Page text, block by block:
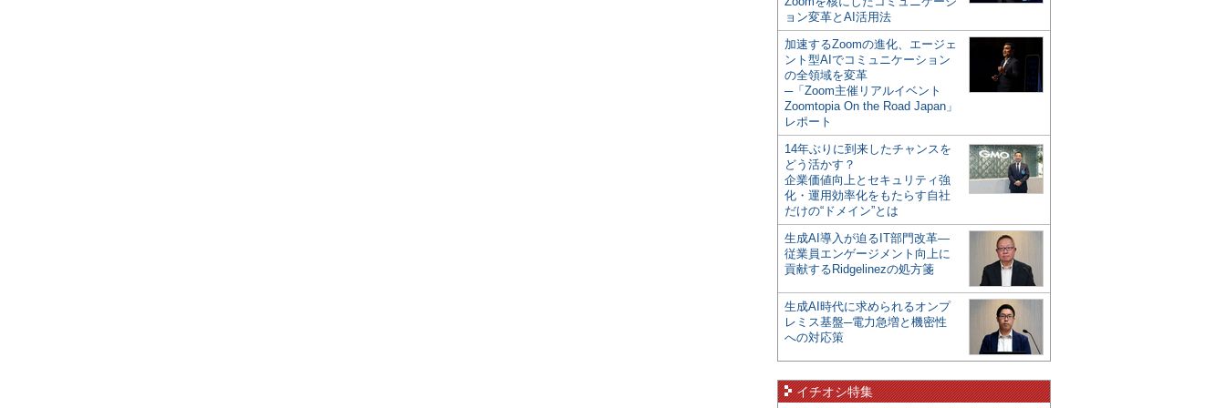
ョン変革とAI活用法
加速するZoomの進化、エージェ
ント型AIでコミュニケーション
の全領域を変革
─「Zoom主催リアルイベント
Zoomtopia On the Road Japan」
レポート
14年ぶりに到来したチャンスを
どう活かす？
企業価値向上とセキュリティ強
化・運用効率化をもたらす自社
だけの“ドメイン”とは
生成AI導入が迫るIT部門改革―
従業員エンゲージメント向上に
貢献するRidgelinezの処方箋
生成AI時代に求められるオンプ
レミス基盤─電力急増と機密性
への対応策
イチオシ特集